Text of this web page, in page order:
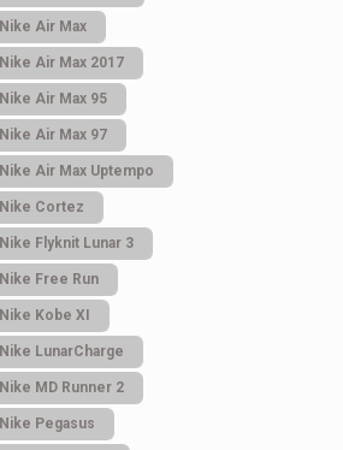
Nike Air Max
Nike Air Max 2017
Nike Air Max 95
Nike Air Max 97
Nike Air Max Uptempo
Nike Cortez
Nike Flyknit Lunar 3
Nike Free Run
Nike Kobe XI
Nike LunarCharge
Nike MD Runner 2
Nike Pegasus